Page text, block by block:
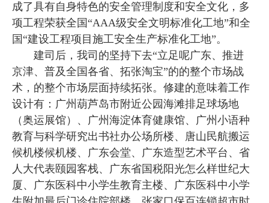
成了具有自身特色的安全管理制度和安全文化，多
项工程荣获全国“AAA级安全文明标准化工地”和全
国“建设工程项目施工安全生产标准化工地”。
建司后，我司的坚持下去“立足呢广东、推进
京津、普及全国各省、拓张淘宝”的的整个市场战
术，的整个市场层面持续拓张。修建的意味着工作
设计有：广州葫芦岛市附近公园海滩排足球场地
（奥运展馆）、广州海淀体育健康馆、广州小语种
教育与科学研究出书社办公场所楼、唐山民航搬运
候机楼候机楼、广东会堂、广东造型艺术平台、省
人大代表颐园客栈、广东省国税阳光怎么样世纪大
厦、广东医科中小学生教育主楼、广东医科中小学